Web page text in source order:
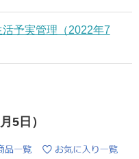
予実管理（2022年7
5日）